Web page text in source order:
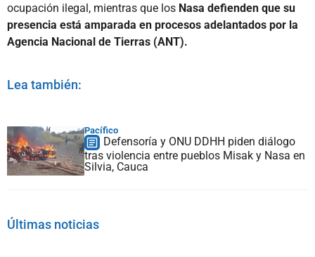
ocupación ilegal, mientras que los Nasa defienden que su
presencia está amparada en procesos adelantados por la
Agencia Nacional de Tierras (ANT).
Lea también:
Pacífico
Defensoría y ONU DDHH piden diálogo
tras violencia entre pueblos Misak y Nasa en
Silvia, Cauca
Últimas noticias